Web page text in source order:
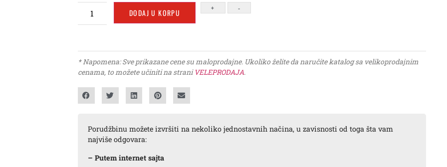
+ -
DODAJ U KORPU
* Napomena: Sve prikazane cene su maloprodajne. Ukoliko želite da naručite katalog sa velikoprodajnim
cenama, to možete učiniti na straniVELEPRODAJA.
Porudžbinu možete izvršiti na nekoliko jednostavnih načina, u zavisnosti od toga šta vam
najviše odgovara:
– Putem internet sajta